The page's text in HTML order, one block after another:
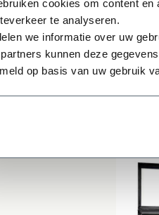
cookies om content
te analyseren.
we informatie over uw
kunnen deze
op basis van uw gebruik
Onze ramen
voorzien van